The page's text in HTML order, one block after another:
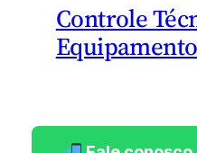
Controle